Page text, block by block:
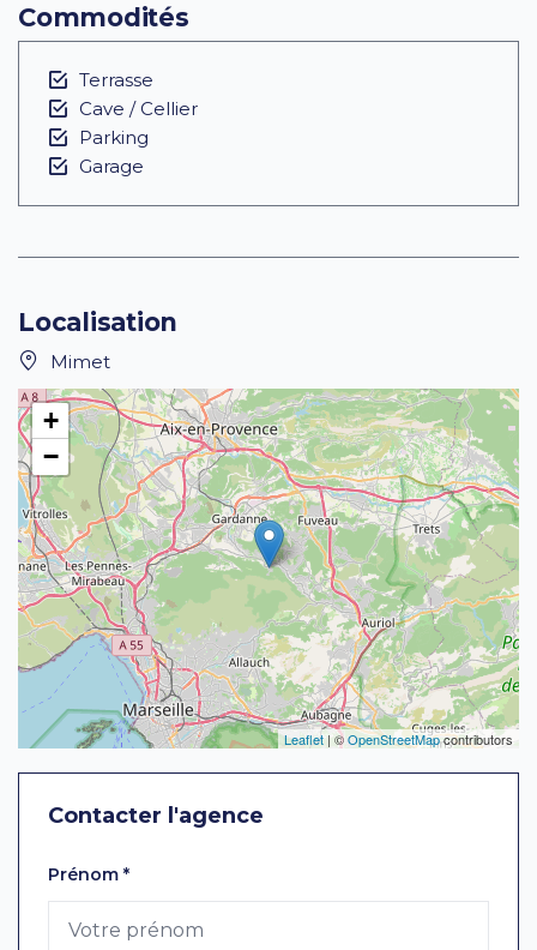
Commodités
Terrasse
Cave / Cellier
Parking
Garage
Localisation
Mimet
+
−
Leaflet | ©OpenStreetMapcontributors
Contacter l'agence
Laissez ce champ vide
Prénom *